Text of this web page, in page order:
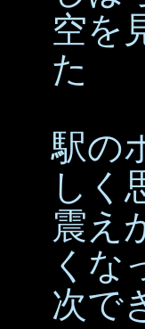
空を
た
駅の
しく
震え
くな
次で